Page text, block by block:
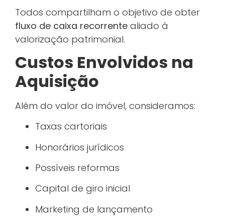
Todos compartilham o objetivo de obter
fluxo de caixa recorrente aliado à
valorização patrimonial.
Custos Envolvidos na
Aquisição
Além do valor do imóvel, consideramos:
Taxas cartoriais
Honorários jurídicos
Possíveis reformas
Capital de giro inicial
Marketing de lançamento